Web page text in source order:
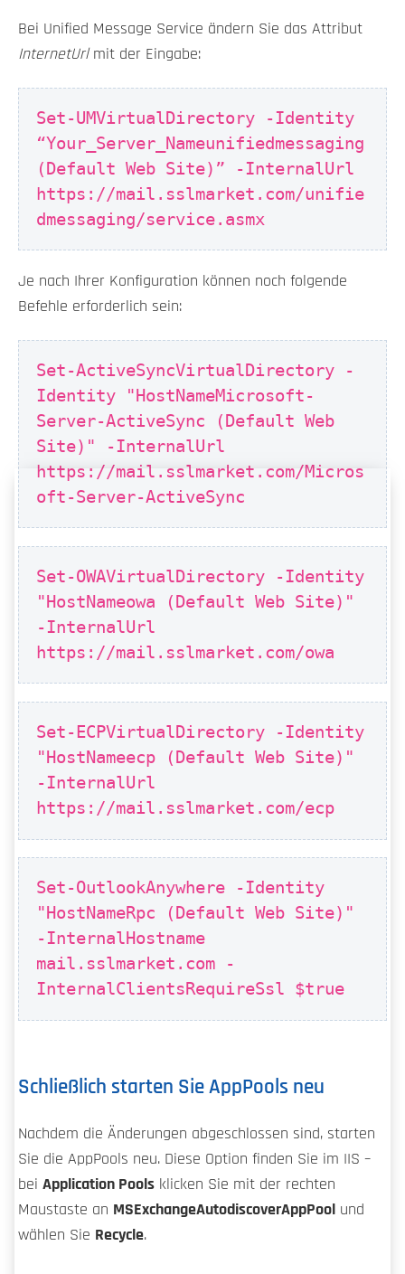
Bei Unified Message Service ändern Sie das Attribut
InternetUrlmit der Eingabe:
Set-UMVirtualDirectory -Identity
“Your_Server_Nameunifiedmessaging
(Default Web Site)” -InternalUrl
https://mail.sslmarket.com/unifie
dmessaging/service.asmx
Je nach Ihrer Konfiguration können noch folgende
Befehle erforderlich sein:
Set-ActiveSyncVirtualDirectory -
Identity "HostNameMicrosoft-
Server-ActiveSync (Default Web
Site)" -InternalUrl
https://mail.sslmarket.com/Micros
oft-Server-ActiveSync
Set-OWAVirtualDirectory -Identity
"HostNameowa (Default Web Site)"
-InternalUrl
https://mail.sslmarket.com/owa
Set-ECPVirtualDirectory -Identity
"HostNameecp (Default Web Site)"
-InternalUrl
https://mail.sslmarket.com/ecp
Set-OutlookAnywhere -Identity
"HostNameRpc (Default Web Site)"
-InternalHostname
mail.sslmarket.com -
InternalClientsRequireSsl $true
Schließlich starten Sie AppPools neu
Nachdem die Änderungen abgeschlossen sind, starten
Sie die AppPools neu. Diese Option finden Sie im IIS –
bei Application Pools klicken Sie mit der rechten
Maustaste an MSExchangeAutodiscoverAppPool und
wählen Sie Recycle.